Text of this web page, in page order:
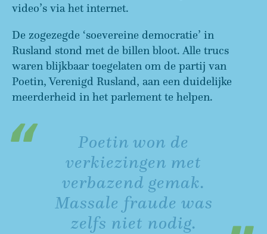
video’s via het internet.
De zogezegde ‘soevereine democratie’ in
Rusland stond met de billen bloot. Alle trucs
waren blijkbaar toegelaten om de partij van
Poetin, Verenigd Rusland, aan een duidelijke
meerderheid in het parlement te helpen.
Poetin won de
verkiezingen met
verbazend gemak.
Massale fraude was
zelfs niet nodig.